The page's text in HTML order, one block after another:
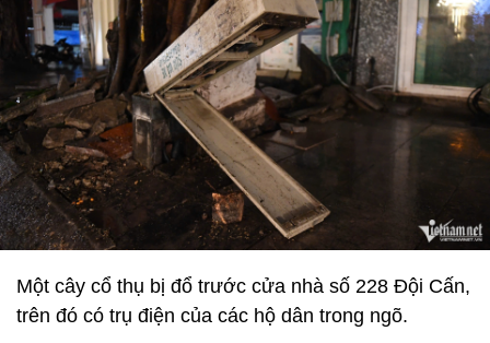
Một cây cổ thụ bị đổ trước cửa nhà số 228 Đội Cấn,
trên đó có trụ điện của các hộ dân trong ngõ.